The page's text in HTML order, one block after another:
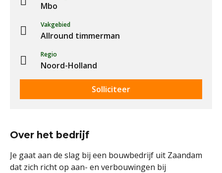
Mbo
Vakgebied
Allround timmerman
Regio
Noord-Holland
Solliciteer
Over het bedrijf
Je gaat aan de slag bij een bouwbedrijf uit Zaandam
dat zich richt op aan- en verbouwingen bij